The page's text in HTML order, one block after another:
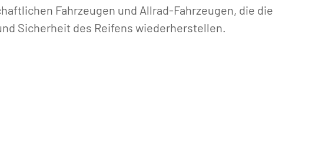
Fahrzeugen und Allrad-Fahrzeugen, die die
Sicherheit des Reifens wiederherstellen.